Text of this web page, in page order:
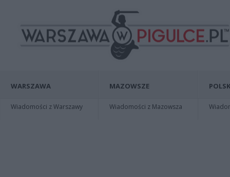
WARSZAWA
Wiadomości z Warszawy
MAZOWSZE
Wiadomości z Mazowsza